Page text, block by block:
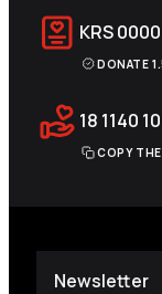
KRS
DONATE
18 1140
COPY
Newsletter